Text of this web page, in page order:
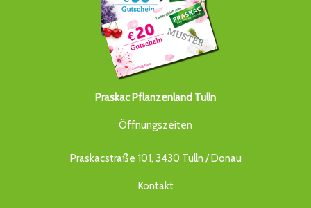
Praskac Pflanzenland Tulln
Öffnungszeiten
Praskacstraße 101, 3430 Tulln / Donau
Kontakt